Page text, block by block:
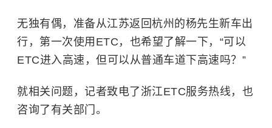
无独有偶，准备从江苏返回杭州的杨先生新车出
行，第一次使用ETC，也希望了解一下，“可以
ETC进入高速，但可以从普通车道下高速吗？”
就相关问题，记者致电了浙江ETC服务热线，也
咨询了有关部门。